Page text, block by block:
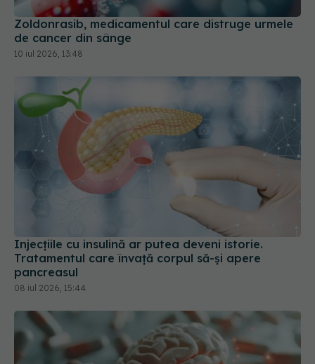
Zoldonrasib, medicamentul care distruge urmele
de cancer din sânge
10 iul 2026, 13:48
Injecțiile cu insulină ar putea deveni istorie.
Tratamentul care învață corpul să-și apere
pancreasul
08 iul 2026, 15:44